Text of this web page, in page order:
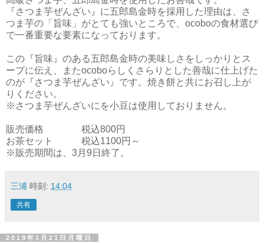
『さつま芋ぜんざい』に五郎島金時を採用した理由は、さ
つま芋の「旨味」がとても強いところで、ocoboの食材選び
で一番重要な要素になっております。
この『旨味』のある五郎島金時の美味しさをしっかりとス
ープに伝え、またocoboらしくさらりとした善哉に仕 上げた
のが『さつま芋ぜんざい』です。焼き餅と共にお召 し上が
りください。
※さつま芋ぜんざいにを小豆は使用しておりません。
販売価格 税込800円
お茶セット 税込1100円～
※販売期間は、3月9日終了。
三浦 時刻: 14:04
共有
2019年1月21日月曜日